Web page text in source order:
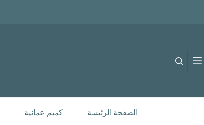
الصفحة الرئيسة كميم عمانية